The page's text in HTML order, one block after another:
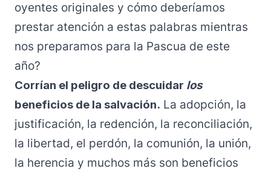
oyentes originales y cómo deberíamos
prestar atención a estas palabras mientras
nos preparamos para la Pascua de este
año?
Corrían el peligro de descuidar los
beneficios de la salvación. La adopción, la
justificación, la redención, la reconciliación,
la libertad, el perdón, la comunión, la unión,
la herencia y muchos más son beneficios